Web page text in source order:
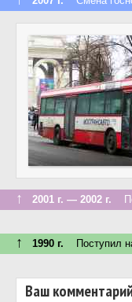
↑ 2001 г. — 2002 г.
↑ 1990 г. Поступил
Ваш